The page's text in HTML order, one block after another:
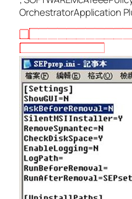
OrchestratorApplication